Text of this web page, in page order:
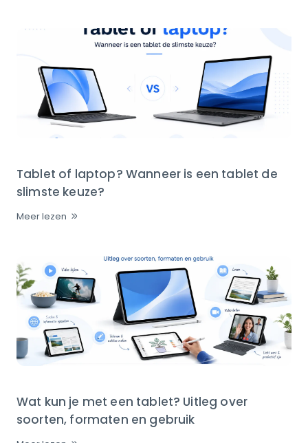
Tablet of laptop? Wanneer is een tablet de
slimste keuze?
Meer lezen
Wat kun je met een tablet? Uitleg over
soorten, formaten en gebruik